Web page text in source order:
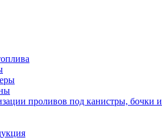
проливов под канистры, бочки и